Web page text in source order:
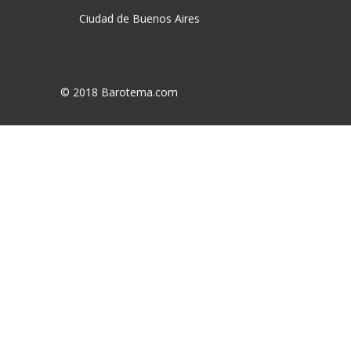
Ciudad de Buenos Aires
© 2018 Barotema.com